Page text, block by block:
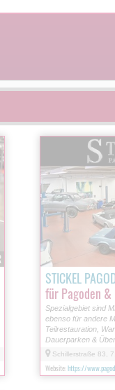
STICKEL
für Pagoden
Spezialgebiet sind
ebenso für andere
Teilrestauration,
Dauerparken &
Schillerstraße 83,
Website:https://